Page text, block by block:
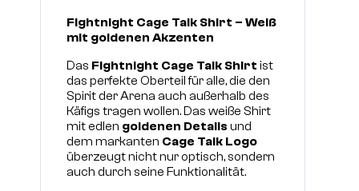
Fightnight Cage Talk Shirt – Weiß
mit goldenen Akzenten
Das Fightnight Cage Talk Shirt ist
das perfekte Oberteil für alle, die den
Spirit der Arena auch außerhalb des
Käfigs tragen wollen. Das weiße Shirt
mit edlen goldenen Details und
dem markanten Cage Talk Logo
überzeugt nicht nur optisch, sondern
auch durch seine Funktionalität.